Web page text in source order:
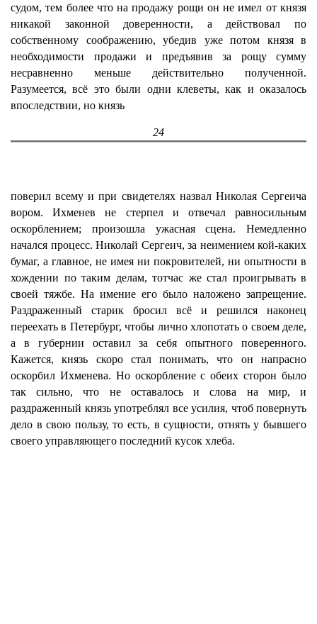
судом, тем более что на продажу рощи он не имел от князя
никакой законной доверенности, а действовал по
собственному соображению, убедив уже потом князя в
необходимости продажи и предъявив за рощу сумму
несравненно меньше действительно полученной.
Разумеется, всё это были одни клеветы, как и оказалось
впоследствии, но князь
24
поверил всему и при свидетелях назвал Николая Сергеича
вором. Ихменев не стерпел и отвечал равносильным
оскорблением; произошла ужасная сцена. Немедленно
начался процесс. Николай Сергеич, за неимением кой-каких
бумаг, а главное, не имея ни покровителей, ни опытности в
хождении по таким делам, тотчас же стал проигрывать в
своей тяжбе. На имение его было наложено запрещение.
Раздраженный старик бросил всё и решился наконец
переехать в Петербург, чтобы лично хлопотать о своем деле,
а в губернии оставил за себя опытного поверенного.
Кажется, князь скоро стал понимать, что он напрасно
оскорбил Ихменева. Но оскорбление с обеих сторон было
так сильно, что не оставалось и слова на мир, и
раздраженный князь употреблял все усилия, чтоб повернуть
дело в свою пользу, то есть, в сущности, отнять у бывшего
своего управляющего последний кусок хлеба.